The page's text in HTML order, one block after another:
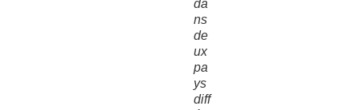
da
ns
de
ux
pa
ys
diff